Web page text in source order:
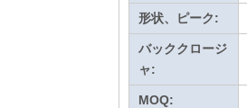
形状、ピーク:
バッククロージ
ャ:
MOQ: